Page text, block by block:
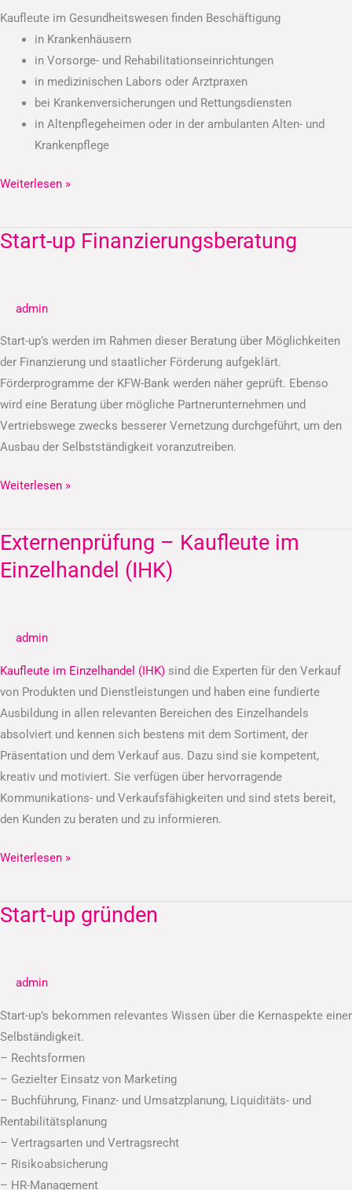
Kaufleute im Gesundheitswesen finden Beschäftigung
in Krankenhäusern
in Vorsorge- und Rehabilitationseinrichtungen
in medizinischen Labors oder Arztpraxen
bei Krankenversicherungen und Rettungsdiensten
in Altenpflegeheimen oder in der ambulanten Alten- und
Krankenpflege
Weiterlesen »
Start-up Finanzierungsberatung
admin
Start-up’s werden im Rahmen dieser Beratung über Möglichkeiten
der Finanzierung und staatlicher Förderung aufgeklärt.
Förderprogramme der KFW-Bank werden näher geprüft. Ebenso
wird eine Beratung über mögliche Partnerunternehmen und
Vertriebswege zwecks besserer Vernetzung durchgeführt, um den
Ausbau der Selbstständigkeit voranzutreiben.
Start-
Weiterlesen »
Externenprüfung – Kaufleute im
Einzelhandel (IHK)
admin
Kaufleute im Einzelhandel (IHK) sind die Experten für den Verkauf
von Produkten und Dienstleistungen und haben eine fundierte
Ausbildung in allen relevanten Bereichen des Einzelhandels
absolviert und kennen sich bestens mit dem Sortiment, der
Präsentation und dem Verkauf aus. Dazu sind sie kompetent,
kreativ und motiviert. Sie verfügen über hervorragende
Kommunikations- und Verkaufsfähigkeiten und sind stets bereit,
den Kunden zu beraten und zu informieren.
Externenprüfung
–
Kaufleute
(IHK)
Weiterlesen »
Start-up gründen
admin
Start-up’s bekommen relevantes Wissen über die Kernaspekte einer
Selbständigkeit.
– Rechtsformen
– Gezielter Einsatz von Marketing
– Buchführung, Finanz- und Umsatzplanung, Liquiditäts- und
Rentabilitätsplanung
– Vertragsarten und Vertragsrecht
– Risikoabsicherung
– HR-Management
Start-